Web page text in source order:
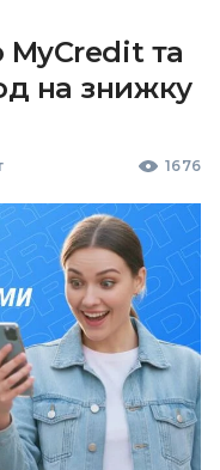
MyCredit та
на знижку
1676